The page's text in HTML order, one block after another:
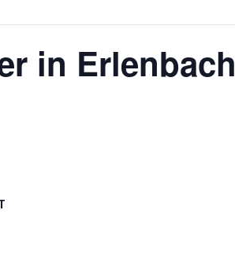
in Erlenbach